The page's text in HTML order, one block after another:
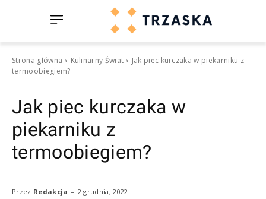
Strona główna Kulinarny Świat
Jak piec kurczaka w piekarniku z
termoobiegiem?
Jak piec kurczaka w
piekarniku z
termoobiegiem?
Przez Redakcja - 2 grudnia, 2022